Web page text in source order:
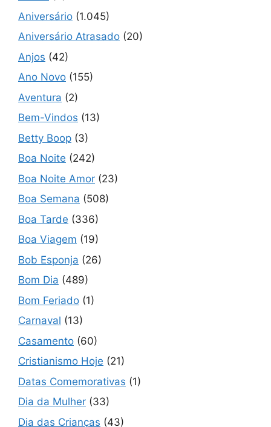
Aniversário (1.045)
Aniversário Atrasado (20)
Anjos (42)
Ano Novo (155)
Aventura (2)
Bem-Vindos (13)
Betty Boop (3)
Boa Noite (242)
Boa Noite Amor (23)
Boa Semana (508)
Boa Tarde (336)
Boa Viagem (19)
Bob Esponja (26)
Bom Dia (489)
Bom Feriado (1)
Carnaval (13)
Casamento (60)
Cristianismo Hoje (21)
Datas Comemorativas (1)
Dia da Mulher (33)
Dia das Crianças (43)